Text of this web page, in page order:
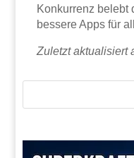
Konkurrenz belebt
bessere Apps für
Zuletzt aktualisiert